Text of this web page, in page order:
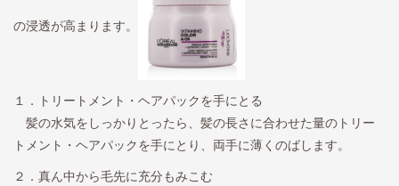
の浸透が高まります。
１．トリートメント・ヘアパックを手にとる
髪の水気をしっかりとったら、髪の長さに合わせた量のトリー
トメント・ヘアパックを手にとり、両手に薄くのばします。
２．真ん中から毛先に充分もみこむ